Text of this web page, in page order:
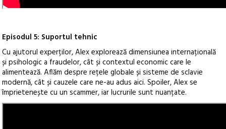
Episodul 5: Suportul tehnic
Cu ajutorul experților, Alex explorează dimensiunea internațională
și psihologic a fraudelor, cât și contextul economic care le
alimentează. Aflăm despre rețele globale și sisteme de sclavie
modernă, cât și cauzele care ne-au adus aici. Spoiler, Alex se
împrietenește cu un scammer, iar lucrurile sunt nuanțate.